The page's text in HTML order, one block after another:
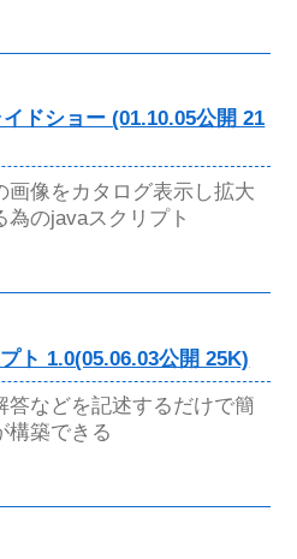
ドショー (01.10.05公開 21
画像をカタログ表示し拡大
のjavaスクリプト
ト 1.0(05.06.03公開 25K)
答などを記述するだけで簡
構築できる